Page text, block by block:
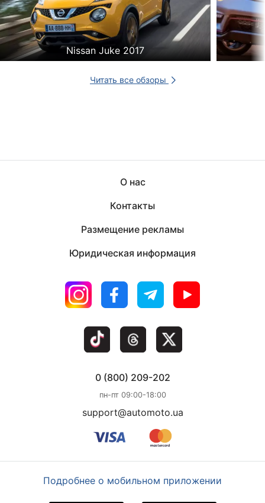
Nissan Juke 2017
Читать все обзоры
О нас
Контакты
Размещение рекламы
Юридическая информация
0 (800) 209-202
пн-пт 09:00-18:00
support@automoto.ua
Подробнее о мобильном приложении